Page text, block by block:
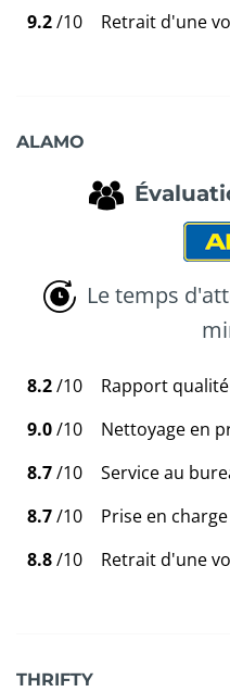
9.2/10 Retrait d'une
ALAMO
Le temps
8.2/10
Rapport
9.0/10
Nettoyage en
8.7/10
Service au
8.7/10
Prise en
8.8/10 Retrait d'une
THRIFTY